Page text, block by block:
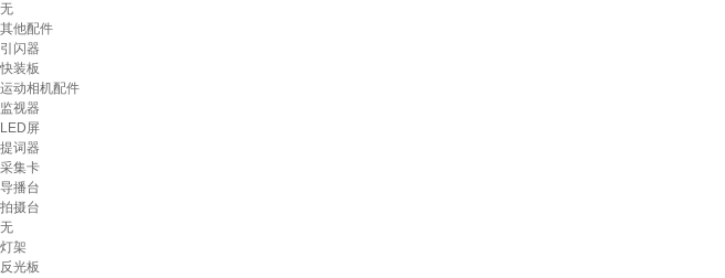
无
其他配件
引闪器
快装板
运动相机配件
监视器
LED屏
提词器
采集卡
导播台
拍摄台
无
灯架
反光板